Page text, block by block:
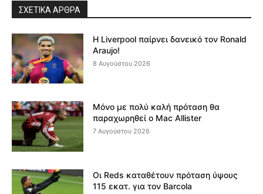
ΣΧΕΤΙΚΆ ΆΡΘΡΑ
Η Liverpool παίρνει δανεικό τον Ronald
Araujo!
8 Αυγούστου 2026
Μόνο με πολύ καλή πρόταση θα
παραχωρηθεί ο Mac Allister
7 Αυγούστου 2026
Οι Reds καταθέτουν πρόταση ύψους
115 εκατ. για τον Barcola